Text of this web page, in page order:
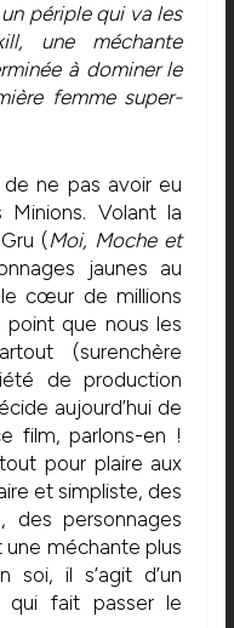
périple qui va les
une méchante
à dominer le
femme super-
ne pas avoir eu
Volant la
(Moi, Moche et
jaunes au
cœur de millions
point que nous les
(surenchère
de production
aujourd’hui de
film, parlons-en !
pour plaire aux
et simpliste, des
des personnages
méchante plus
soi, il s’agit d’un
qui fait passer le